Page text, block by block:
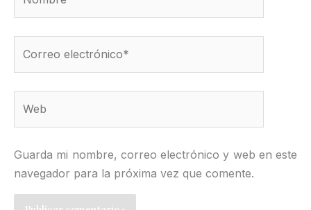
Guarda mi nombre, correo electrónico y web en este
navegador para la próxima vez que comente.